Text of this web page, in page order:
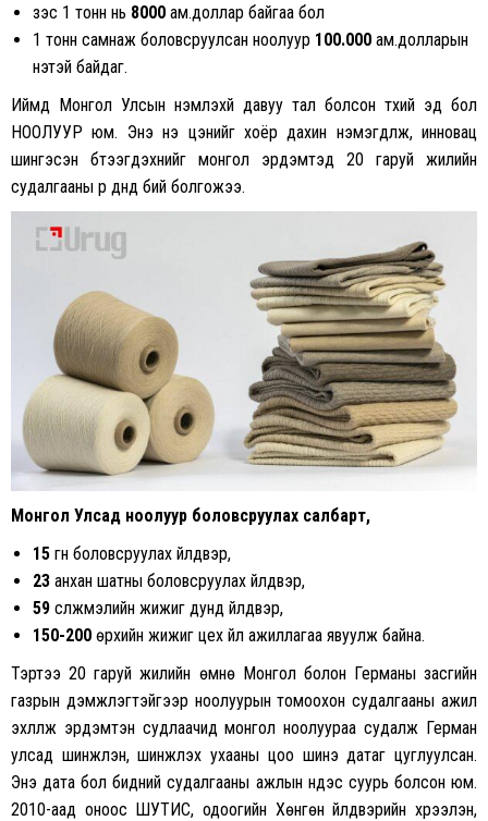
зэс 1 тонн нь 8000 ам.доллар байгаа бол
1 тонн самнаж боловсруулсан ноолуур 100.000 ам.долларын
үнэтэй байдаг.
Иймд Монгол Улсын үнэмлэхүй давуу тал болсон түүхий эд бол
НООЛУУР юм. Энэ үнэ цэнийг хоёр дахин нэмэгдүүлж, инновац
шингэсэн бүтээгдэхүүнийг монгол эрдэмтэд 20 гаруй жилийн
судалгааны үр дүнд бий болгожээ.
Монгол Улсад ноолуур боловсруулах салбарт,
15 гүн боловсруулах үйлдвэр,
23 анхан шатны боловсруулах үйлдвэр,
59 сүлжмэлийн жижиг дунд үйлдвэр,
150-200 өрхийн жижиг цех үйл ажиллагаа явуулж байна.
Тэртээ 20 гаруй жилийн өмнө Монгол болон Германы засгийн
газрын дэмжлэгтэйгээр ноолуурын томоохон судалгааны ажил
эхлүүлж эрдэмтэн судлаачид монгол ноолуураа судалж Герман
улсад шинжлэн, шинжлэх ухааны цоо шинэ датаг цуглуулсан.
Энэ дата бол бидний судалгааны ажлын үндэс суурь болсон юм.
2010-аад оноос ШУТИС, одоогийн Хөнгөн үйлдвэрийн хүрээлэн,